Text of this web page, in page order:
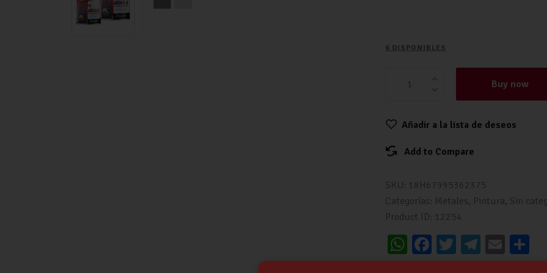
6 DISPONIBLES
Buy now
Añadir a la lista de deseos
Add to Compare
SKU: 18H67995362375
Categorías: Metales, Pintura, Sin
Product ID: 12254
W
h
Fa
ce
T
wi
Te
le
E
m o